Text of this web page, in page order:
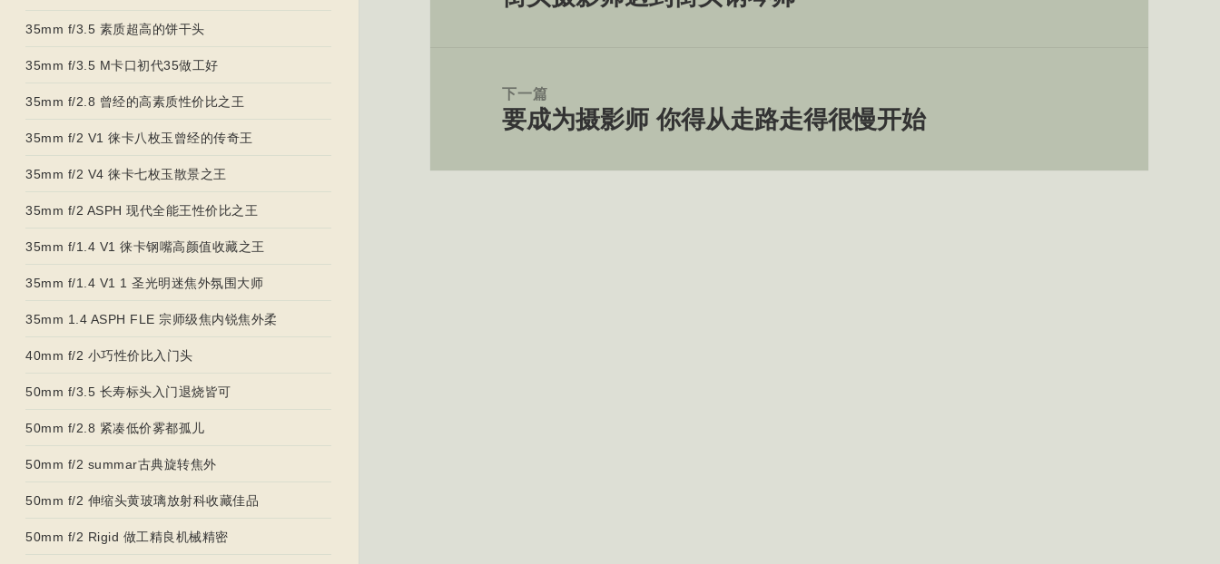
35mm f/3.5 素质超高的饼干头
35mm f/3.5 M卡口初代35做工好
35mm f/2.8 曾经的高素质性价比之王
35mm f/2 V1 徕卡八枚玉曾经的传奇王
35mm f/2 V4 徕卡七枚玉散景之王
35mm f/2 ASPH 现代全能王性价比之王
35mm f/1.4 V1 徕卡钢嘴高颜值收藏之王
35mm f/1.4 V1 1 圣光明迷焦外氛围大师
35mm 1.4 ASPH FLE 宗师级焦内锐焦外柔
40mm f/2 小巧性价比入门头
50mm f/3.5 长寿标头入门退烧皆可
50mm f/2.8 紧凑低价雾都孤儿
50mm f/2 summar古典旋转焦外
50mm f/2 伸缩头黄玻璃放射科收藏佳品
50mm f/2 Rigid 做工精良机械精密
下一篇
下
文
要成为摄影师 你得从走路走得很慢开始